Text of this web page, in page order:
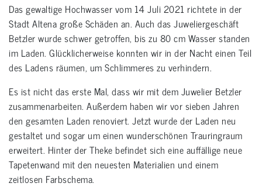
Das gewaltige Hochwasser vom 14 Juli 2021 richtete in der
Stadt Altena große Schäden an. Auch das Juweliergeschäft
Betzler wurde schwer getroffen, bis zu 80 cm Wasser standen
im Laden. Glücklicherweise konnten wir in der Nacht einen Teil
des Ladens räumen, um Schlimmeres zu verhindern.
Es ist nicht das erste Mal, dass wir mit dem Juwelier Betzler
zusammenarbeiten. Außerdem haben wir vor sieben Jahren
den gesamten Laden renoviert. Jetzt wurde der Laden neu
gestaltet und sogar um einen wunderschönen Trauringraum
erweitert. Hinter der Theke befindet sich eine auffällige neue
Tapetenwand mit den neuesten Materialien und einem
zeitlosen Farbschema.